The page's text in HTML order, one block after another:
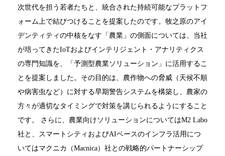
次世代を担う若者たちと、統合された持続可能なプラットフ
ォーム上で結びつけることを提案したのです。牧之原のアイ
デンティティの中核をなす「農業」の側面については、当社
が培ってきたIoTおよびインテリジェント・アナリティクス
の専門知識を、「予測型農業ソリューション」に活用するこ
とを提案しました。その目的は、農作物への脅威（天候不順
や病害虫など）に対する早期警告システムを構築し、農家の
方々が適切なタイミングで対策を講じられるようにすること
です。 さらに、農業向けソリューションについてはM2 Labo
社と、スマートシティおよびAIベースのインフラ活用につ
いてはマクニカ（Macnica）社との戦略的パートナーシップ